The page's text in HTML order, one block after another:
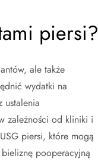
piersi?
ale także
wydatki na
ustalenia
zależności od kliniki i
piersi, które mogą
pooperacyjną